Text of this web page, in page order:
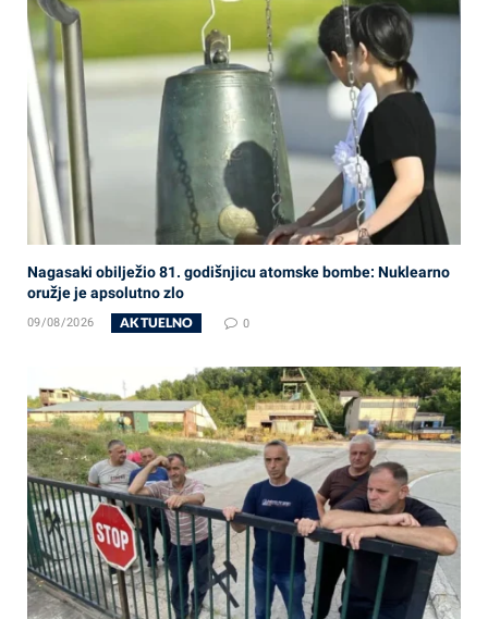
Nagasaki obilježio 81. godišnjicu atomske bombe: Nuklearno
oružje je apsolutno zlo
09/08/2026 AKTUELNO 0